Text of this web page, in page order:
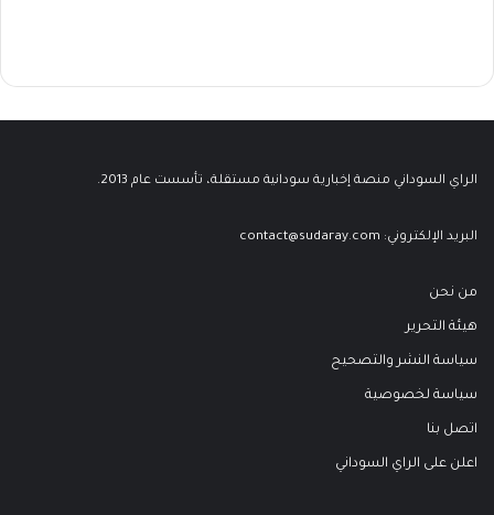
الراي السوداني منصة إخبارية سودانية مستقلة، تأسست عام 2013.
البريد الإلكتروني: contact@sudaray.com
من نحن
هيئة التحرير
سياسة النشر والتصحيح
سياسة لخصوصية
اتصل بنا
اعلن على الراي السوداني